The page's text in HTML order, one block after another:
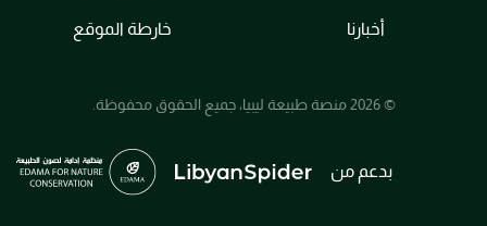
أخبارنا خارطة الموقع
© 2026 منصة طبيعة ليبيا، جميع الحقوق محفوظة.
بدعم من